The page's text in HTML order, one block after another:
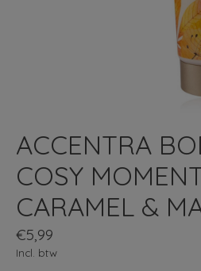
ACCENTRA
COSY
CARAMEL &
€5,99
Incl. btw